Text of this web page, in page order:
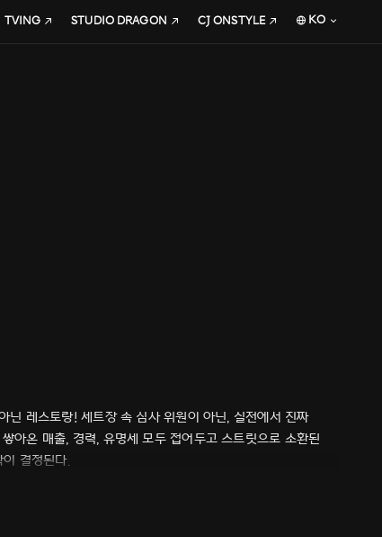
TVING STUDIO DRAGON CJ ONSTYLE KO
닌 레스토랑! 세트장 속 심사 위원이 아닌, 실전에서 진짜
아온 매출, 경력, 유명세 모두 접어두고 스트릿으로 소환된
결정된다.